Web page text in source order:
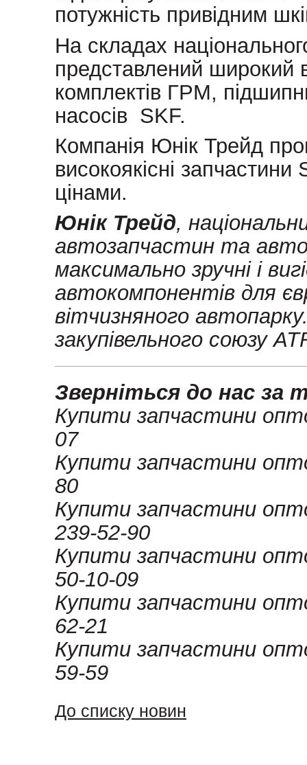
потужність привідним
На складах
представлений широкий
комплектів ГРМ,
насосів SKF.
Компанія Юнік Трейд
високоякісні
цінами.
Юнік Трейд,
автозапчастин та
максимально зручні і
автокомпонентів для
вітчизняного
закупівельного союзу
Зверніться до нас за
Купити запчастини
07
Купити запчастини
80
Купити запчастини
239-52-90
Купити запчастини
50-10-09
Купити запчастини
62-21
Купити запчастини
59-59
До списку новин